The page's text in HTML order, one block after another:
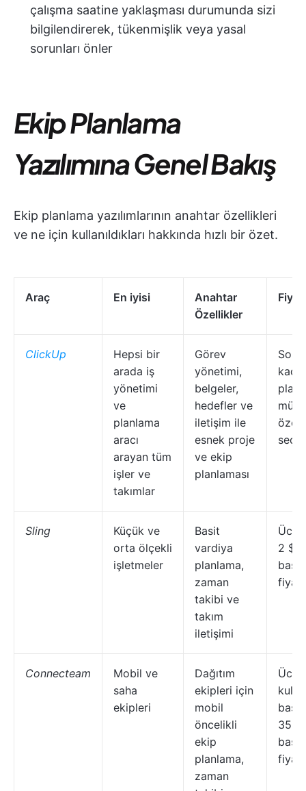
çalışma saatine yaklaşması durumunda sizi
bilgilendirerek, tükenmişlik veya yasal
sorunları önler
Ekip Planlama
Yazılımına Genel Bakış
Ekip planlama yazılımlarının anahtar özellikleri
ve ne için kullanıldıkları hakkında hızlı bir özet.
Araç En iyisi
Anahtar
Özellikler
ClickUp
Hepsi bir
arada iş
yönetimi
ve
planlama
aracı
arayan tüm
işler ve
takımlar
Görev
yönetimi,
belgeler,
hedefler ve
iletişim ile
esnek proje
ve ekip
planlaması
plan;
Sling
Küçük ve
orta ölçekli
işletmeler
Basit
vardiya
planlama,
zaman
takibi ve
takım
iletişimi
2
Connecteam
Mobil ve
saha
ekipleri
Dağıtım
ekipleri için
mobil
öncelikli
ekip
planlama,
zaman
35